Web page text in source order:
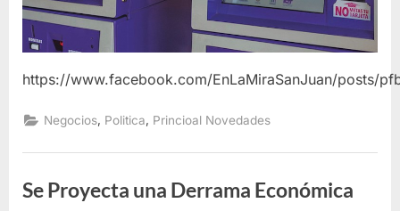
https://www.facebook.com/EnLaMiraSanJuan/posts/
Negocios Politica Princioal Novedades
Se Proyecta una Derrama Económica